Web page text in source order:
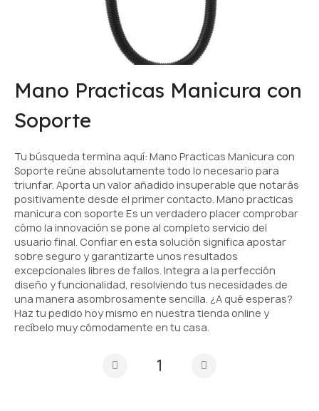
Mano Practicas Manicura con
Soporte
Tu búsqueda termina aquí: Mano Practicas Manicura con
Soporte reúne absolutamente todo lo necesario para
triunfar. Aporta un valor añadido insuperable que notarás
positivamente desde el primer contacto. Mano practicas
manicura con soporte Es un verdadero placer comprobar
cómo la innovación se pone al completo servicio del
usuario final. Confiar en esta solución significa apostar
sobre seguro y garantizarte unos resultados
excepcionales libres de fallos. Integra a la perfección
diseño y funcionalidad, resolviendo tus necesidades de
una manera asombrosamente sencilla. ¿A qué esperas?
Haz tu pedido hoy mismo en nuestra tienda online y
recíbelo muy cómodamente en tu casa.